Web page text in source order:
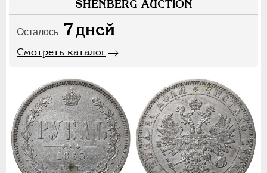
SHENBERG AUCTION
Осталось 7дней
Смотреть каталог